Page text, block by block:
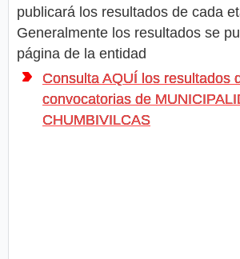
publicará los resultados de cada
Generalmente los resultados se
página de la entidad
Consulta AQUÍ los resultados
convocatorias de
CHUMBIVILCAS